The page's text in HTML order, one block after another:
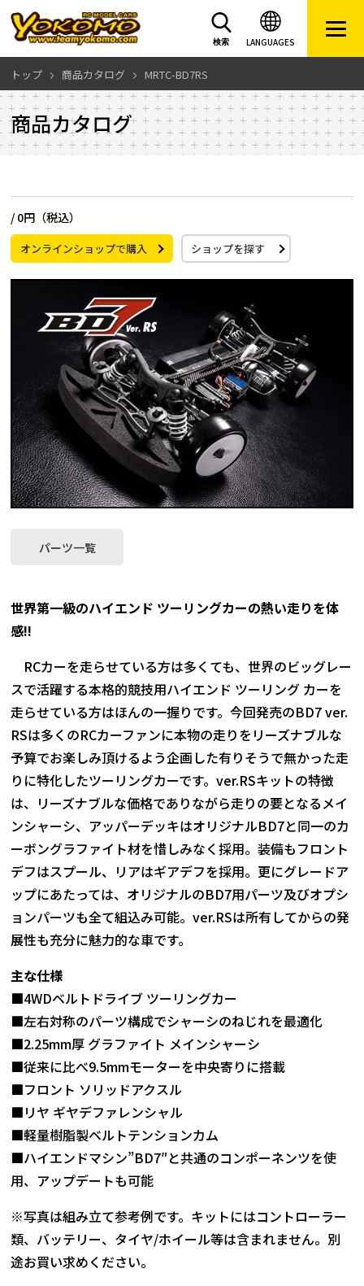
LANGUAGES
検索
トップ 商品カタログ MRTC-BD7RS
商品カタログ
/ 0円（税込）
オンラインショップで購入 ショップを探す
パーツ一覧
世界第一級のハイエンド ツーリングカーの熱い走りを体
感!!
RCカーを走らせている方は多くても、世界のビッグレー
スで活躍する本格的競技用ハイエンド ツーリング カーを
走らせている方はほんの一握りです。今回発売のBD7 ver.
RSは多くのRCカーファンに本物の走りをリーズナブルな
予算でお楽しみ頂けるよう企画した有りそうで無かった走
りに特化したツーリングカーです。ver.RSキットの特徴
は、リーズナブルな価格でありながら走りの要となるメイ
ンシャーシ、アッパーデッキはオリジナルBD7と同一のカ
ーボングラファイト材を惜しみなく採用。装備もフロント
デフはスプール、リアはギアデフを採用。更にグレードア
ップにあたっては、オリジナルのBD7用パーツ及びオプシ
ョンパーツも全て組込み可能。ver.RSは所有してからの発
展性も充分に魅力的な車です。
主な仕様
■4WDベルトドライブ ツーリングカー
■左右対称のパーツ構成でシャーシのねじれを最適化
■2.25mm厚 グラファイト メインシャーシ
■従来に比べ9.5mmモーターを中央寄りに搭載
■フロント ソリッドアクスル
■リヤ ギヤデファレンシャル
■軽量樹脂製ベルトテンションカム
■ハイエンドマシン”BD7″と共通のコンポーネンツを使
用、アップデートも可能
※写真は組み立て参考例です。キットにはコントローラー
類、バッテリー、タイヤ/ホイール等は含まれません。別
途お買い求めください。